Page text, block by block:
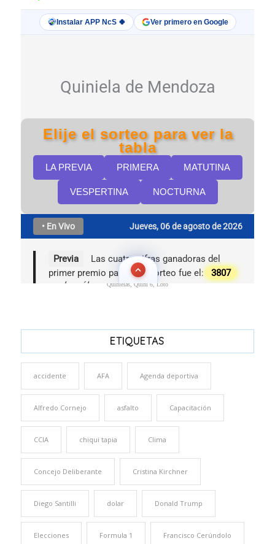
Quinielas, Quini 6, Loto
ETIQUETAS
accidente AFA Agenda deportiva
Alfredo Cornejo asfalto Capacitación
CCIA chiqui tapia Clima
Concejo Deliberante Cristina Kirchner
Diego Santilli dolar Donald Trump
Elecciones Formula 1 Francisco Cerúndolo